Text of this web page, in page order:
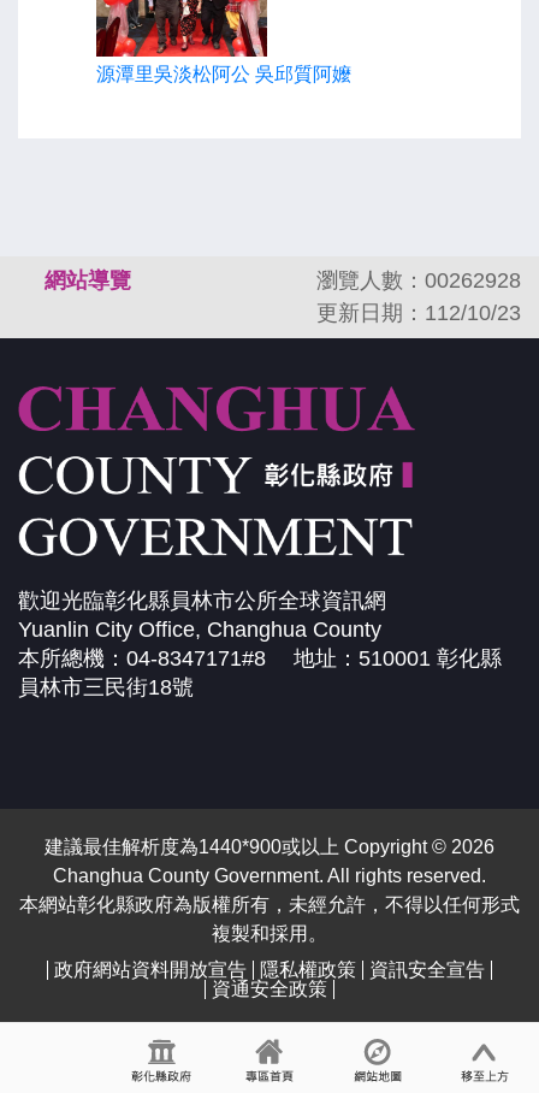
源潭里吳淡松阿公 吳邱質阿嬤
網站導覽
瀏覽人數：00262928
更新日期：112/10/23
歡迎光臨彰化縣員林市公所全球資訊網
Yuanlin City Office, Changhua County
本所總機：04-8347171#8 地址：510001 彰化縣
員林市三民街18號
建議最佳解析度為1440*900或以上 Copyright © 2026
Changhua County Government. All rights reserved.
本網站彰化縣政府為版權所有，未經允許，不得以任何形式
複製和採用。
政府網站資料開放宣告
隱私權政策
資訊安全宣告
資通安全政策